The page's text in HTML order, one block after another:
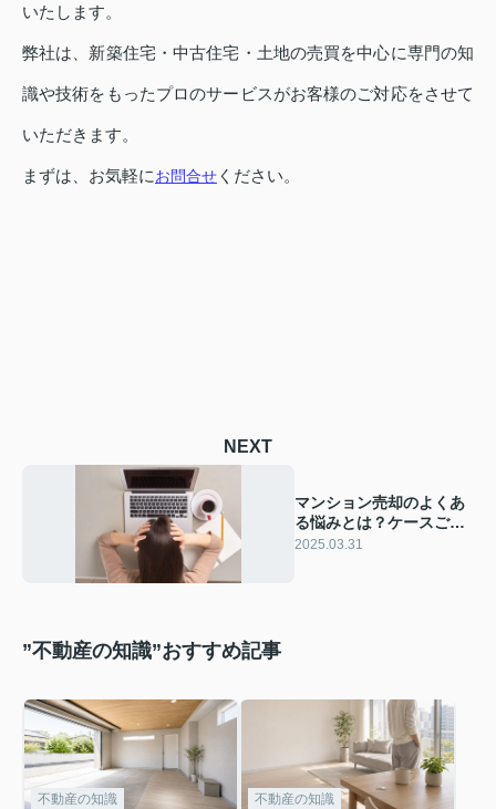
いたします。
弊社は、新築住宅・中古住宅・土地の売買を中心に専門の知
識や技術をもったプロのサービスがお客様のご対応をさせて
いただきます。
まずは、お気軽にお問合せ ください。
NEXT
マンション売却のよくあ
る悩みとは？ケースごと
の解決方法も解説
2025.03.31
”不動産の知識”おすすめ記事
不動産の知識 不動産の知識